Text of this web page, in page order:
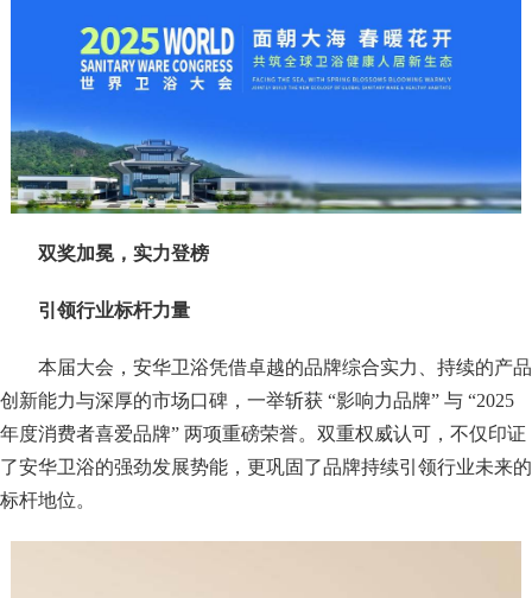
双奖加冕，实力登榜
引领行业标杆力量
本届大会，安华卫浴凭借卓越的品牌综合实力、持续的产品
创新能力与深厚的市场口碑，一举斩获 “影响力品牌” 与 “2025
年度消费者喜爱品牌” 两项重磅荣誉。双重权威认可，不仅印证
了安华卫浴的强劲发展势能，更巩固了品牌持续引领行业未来的
标杆地位。